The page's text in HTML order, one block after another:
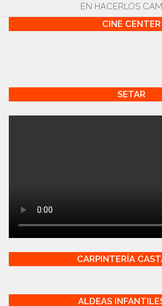
EN HACERLOS
CINE CENTER
SETAR
CARPINTERÍA
ALDEAS